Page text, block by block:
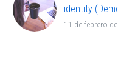
identity
Lorem ipsum
11 de febrero